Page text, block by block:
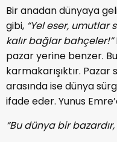
Bir anadan dünyaya
gibi, “Yel eser, umutlar
kalır bağlar bahçeler!”
pazar yerine benzer.
karmakarışıktır.
arasında ise dünya
ifade eder. Yunus
“Bu dünya bir